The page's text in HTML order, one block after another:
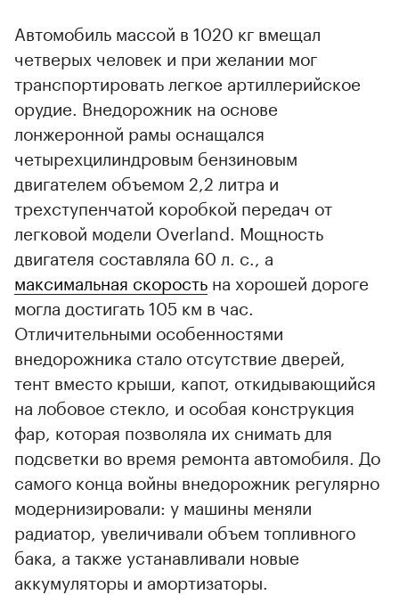
Автомобиль массой в 1020 кг вмещал
четверых человек и при желании мог
транспортировать легкое артиллерийское
орудие. Внедорожник на основе
лонжеронной рамы оснащался
четырехцилиндровым бензиновым
двигателем объемом 2,2 литра и
трехступенчатой коробкой передач от
легковой модели Overland. Мощность
двигателя составляла 60 л. с., а
максимальная скорость на хорошей дороге
могла достигать 105 км в час.
Отличительными особенностями
внедорожника стало отсутствие дверей,
тент вместо крыши, капот, откидывающийся
на лобовое стекло, и особая конструкция
фар, которая позволяла их снимать для
подсветки во время ремонта автомобиля. До
самого конца войны внедорожник регулярно
модернизировали: у машины меняли
радиатор, увеличивали объем топливного
бака, а также устанавливали новые
аккумуляторы и амортизаторы.